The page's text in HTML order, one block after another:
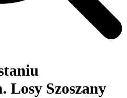
Losy Szoszany